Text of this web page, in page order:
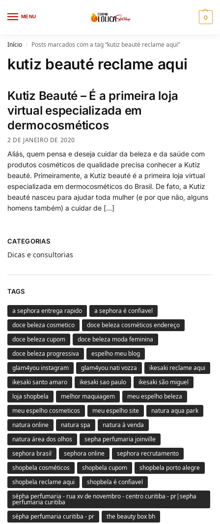
MENU 0
Início / Posts marcados com a tag “kutiz beauté reclame aqui”
kutiz beauté reclame aqui
Kutiz Beauté – É a primeira loja
virtual especializada em
dermocosméticos
2 DE JANEIRO DE 2020
Aliás, quem pensa e deseja cuidar da beleza e da saúde com
produtos cosméticos de qualidade precisa conhecer a Kutiz
beauté. Primeiramente, a Kutiz beauté é a primeira loja virtual
especializada em dermocosméticos do Brasil. De fato, a Kutiz
beauté nasceu para ajudar toda mulher (e por que não, alguns
homens também) a cuidar de […]
CATEGORIAS
Dicas e consultorias
TAGS
a sephora entrega rapido
a sephora é confiavel
doce beleza cosmetico
doce beleza cosméticos endereço
doce beleza cupom
doce beleza moda feminina
doce beleza progressiva
espelho meu blog
glam4you instagram
glam4you nati vozza
ikesaki reclame aqui
ikesaki santo amaro
ikesaki sao paulo
ikesaki são miguel
loja shopbela
melhor maquiagem
meu espelho beleza
meu espelho cosmeticos
meu espelho site
natura aqua park
natura online
natura spa
natura à venda
natura área dos olhos
sepha perfumaria joinville
sephora brasil
sephora online
sephora recrutamento
shopbela cosméticos
shopbela cupom
shopbela porto alegre
shopbela reclame aqui
shopbela é confiavel
sépha perfumaria - rua xv de novembro - centro curitiba - pr|sepha
perfumaria curitiba
sépha perfumaria curitiba - pr
the beauty box bh